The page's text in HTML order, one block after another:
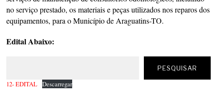
no serviço prestado, os materiais e peças utilizados nos reparos dos
equipamentos, para o Município de Araguatins-TO.
Edital Abaixo:
PESQUISAR
12- EDITAL Descarregar